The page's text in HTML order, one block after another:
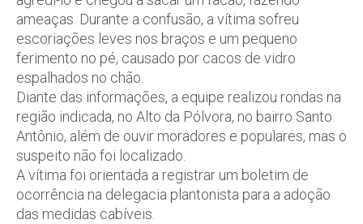
ameaças. Durante a confusão, a vítima sofreu
escoriações leves nos braços e um pequeno
ferimento no pé, causado por cacos de vidro
espalhados no chão.
Diante das informações, a equipe realizou rondas na
região indicada, no Alto da Pólvora, no bairro Santo
Antônio, além de ouvir moradores e populares, mas o
suspeito não foi localizado.
A vítima foi orientada a registrar um boletim de
ocorrência na delegacia plantonista para a adoção
das medidas cabíveis.